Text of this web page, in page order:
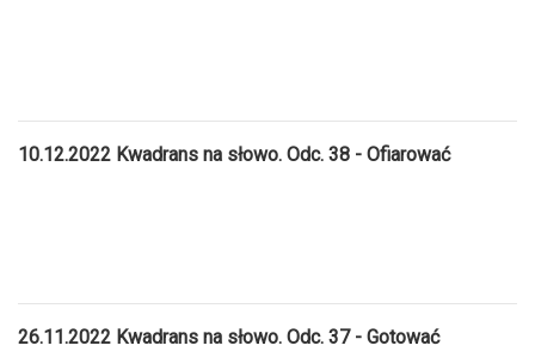
10.12.2022 Kwadrans na słowo. Odc. 38 - Ofiarować
26.11.2022 Kwadrans na słowo. Odc. 37 - Gotować